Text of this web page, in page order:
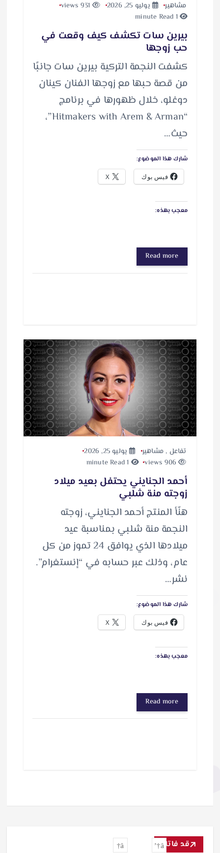
مشاهير يوليو 25, 2026
1 minute Read
بيرين سات تكشف كيف وقعت في
حب زوجها
كشفت النجمة التركية بيرين سات جانبًا
من قصة حبها مع زوجها الفنان كينان
دوغلو، خلال ظهورها في برنامج
“Hitmakers with Arem & Arman”،
حيث…
شارك هذا الموضوع:
فيس بوك X
معجب بهذه:
Read more
تفاعل , مشاهير
يوليو 25, 2026
906 views
أحمد الجنايني يحتفل بعيد ميلاد
زوجته منة شلبي
هنّأ المنتج أحمد الجنايني، زوجته
النجمة منة شلبي بمناسبة عيد
ميلادها الذي يوافق 24 تموز من كل
عام، وذلك عبر حسابه في “إنستغرام”.
نشر…
شارك هذا الموضوع:
فيس بوك X
معجب بهذه:
Read more
قد فاتك